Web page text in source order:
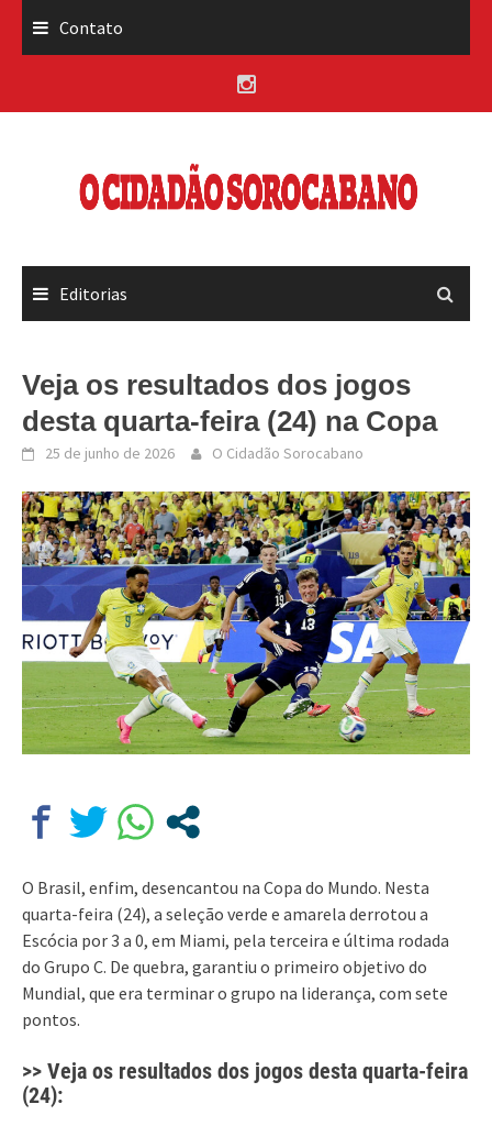
Contato
Editorias
Veja os resultados dos jogos
desta quarta-feira (24) na Copa
25 de junho de 2026 O Cidadão Sorocabano
O Brasil, enfim, desencantou na Copa do Mundo. Nesta
quarta-feira (24), a seleção verde e amarela derrotou a
Escócia por 3 a 0, em Miami, pela terceira e última rodada
do Grupo C. De quebra, garantiu o primeiro objetivo do
Mundial, que era terminar o grupo na liderança, com sete
pontos.
>> Veja os resultados dos jogos desta quarta-feira
(24):